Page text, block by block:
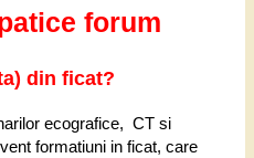
forum
din ficat?
ecografice, CT si
formatiuni in ficat, care